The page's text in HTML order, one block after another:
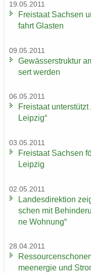
19.05.2011
Frei­staat Sach­sen
fahrt Glas­ten
09.05.2011
Ge­wäs­ser­struk­tur
sert wer­den
06.05.2011
Frei­staat
Leip­zig“
03.05.2011
Frei­staat Sach­sen
Leip­zig
02.05.2011
Lan­des­di­rek­ti­on
schen mit
ne Woh­nung“
28.04.2011
me­en­er­gie und